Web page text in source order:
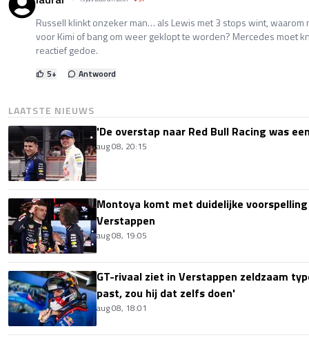
Russell klinkt onzeker man… als Lewis met 3 stops wint,
voor Kimi of bang om weer geklopt te worden? Mercedes moet
reactief gedoe.
5+ Antwoord
LAATSTE NIEUWS
'De overstap naar Red Bull Racing was
aug 08, 20:15
Montoya komt met duidelijke
Verstappen
aug 08, 19:05
GT-rivaal ziet in Verstappen zeldzaam
past, zou hij dat zelfs doen'
aug 08, 18:01